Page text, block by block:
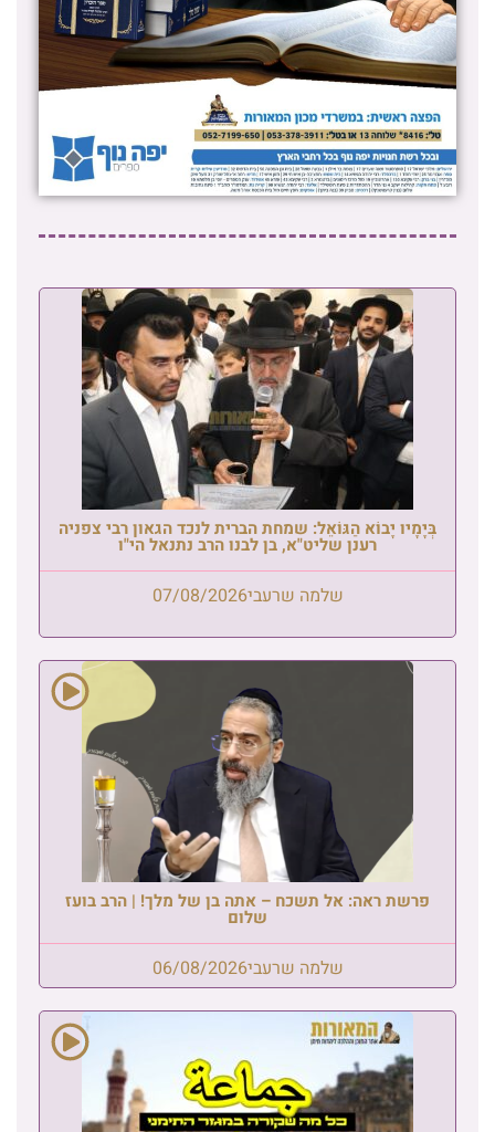
בְּיָמָיו יָבוֹא הַגּוֹאֵל: שמחת הברית לנכד הגאון רבי צפניה
רענן שליט"א, בן לבנו הרב נתנאל הי"ו
שלמה שרעבי07/08/2026
פרשת ראה: אל תשכח – אתה בן של מלך! | הרב בועז
שלום
שלמה שרעבי06/08/2026